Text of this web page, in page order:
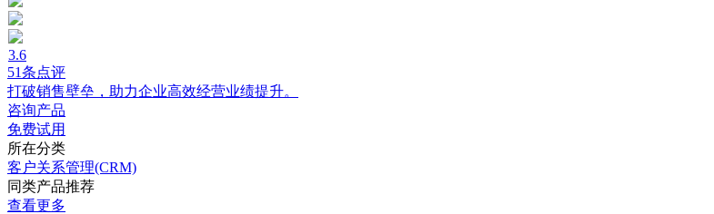
3.6
51条点评
打破销售壁垒，助力企业高效经营业绩提升。
咨询产品
免费试用
所在分类
客户关系管理(CRM)
同类产品推荐
查看更多